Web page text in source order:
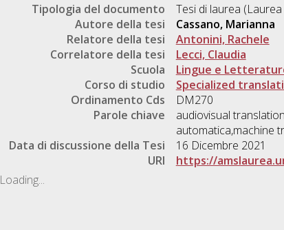
Tipologia del documento
Tesi di laurea
Autore della tesi
Cassano, Marianna
Relatore della tesi
Antonini, Rachele
Correlatore della tesi
Lecci, Claudia
Scuola
Lingue e
Corso di studio
Specialized
Ordinamento Cds
DM270
Parole chiave
audiovisual
automatica,machine
Data di discussione della Tesi
16 Dicembre 2021
URI
https://
Loading...